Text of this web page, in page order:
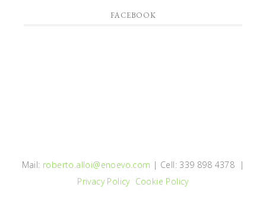
FACEBOOK
Mail: roberto.alloi@enoevo.com | Cell: 339 898 4378 |
Privacy Policy Cookie Policy